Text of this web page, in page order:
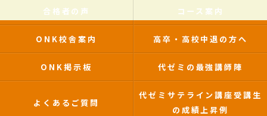
合格者の声 コース案内
ONK校舎案内 高卒・高校中退の方へ
ONK掲示板 代ゼミの最強講師陣
よくあるご質問
代ゼミサテライン講座受講生
の成績上昇例